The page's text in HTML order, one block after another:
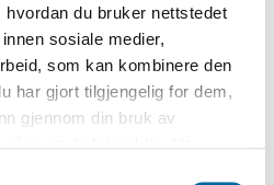
du bruker nettstedet
sosiale medier,
som kan kombinere den
har gjort tilgjengelig for dem,
gjennom din bruk av
seg til
prisen for det var
henvendelsen førte til